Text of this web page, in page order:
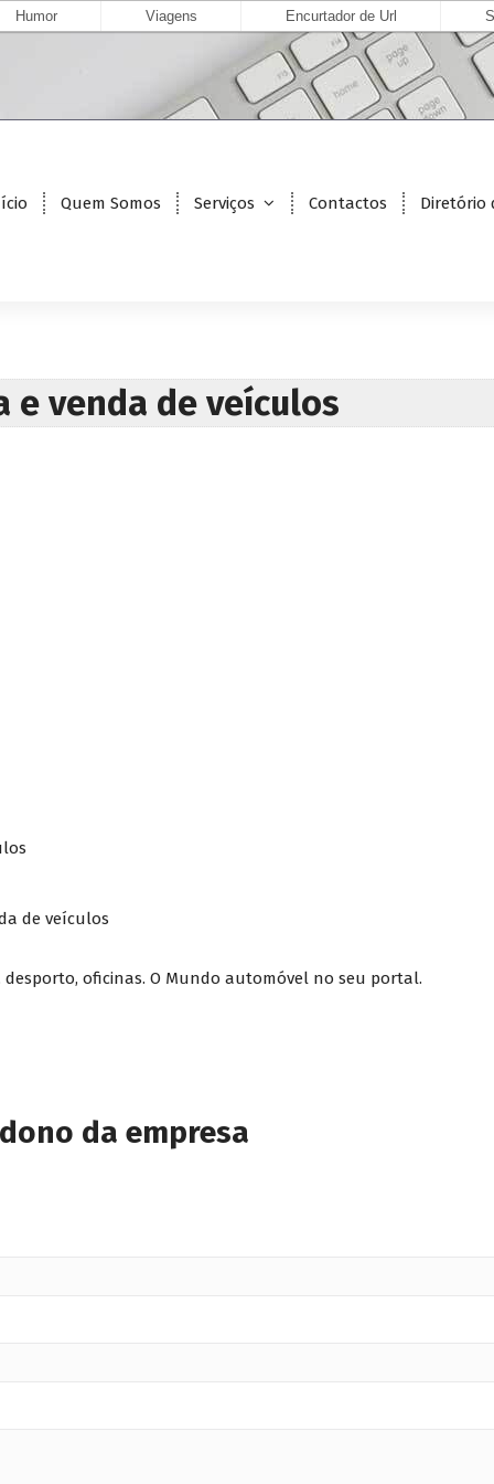
Humor Viagens Encurtador de Url
Quem Somos Serviços Contactos Diretório
e venda de veículos
de veículos
oficinas. O Mundo automóvel no seu portal.
da empresa